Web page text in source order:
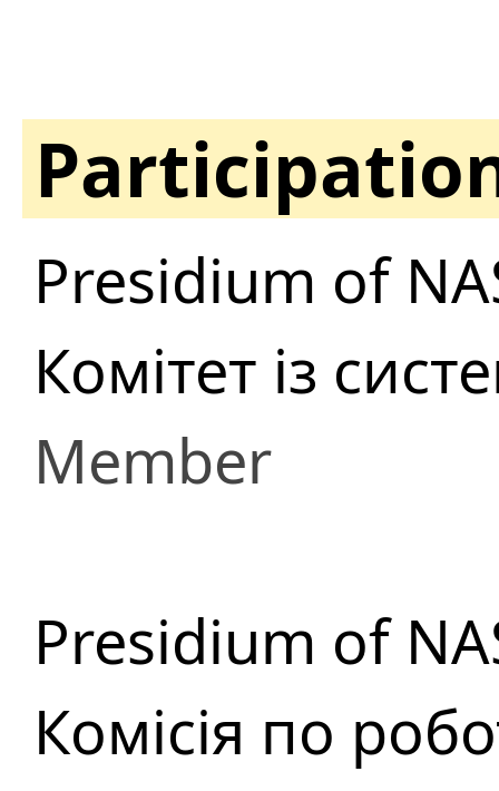
Presidium of
Комітет із
Member
Presidium of
Комісія по